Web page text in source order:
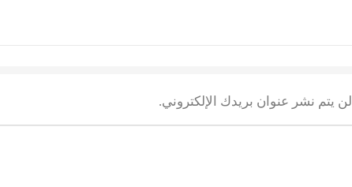
لن يتم نشر عنوان بريدك الإلكتروني.